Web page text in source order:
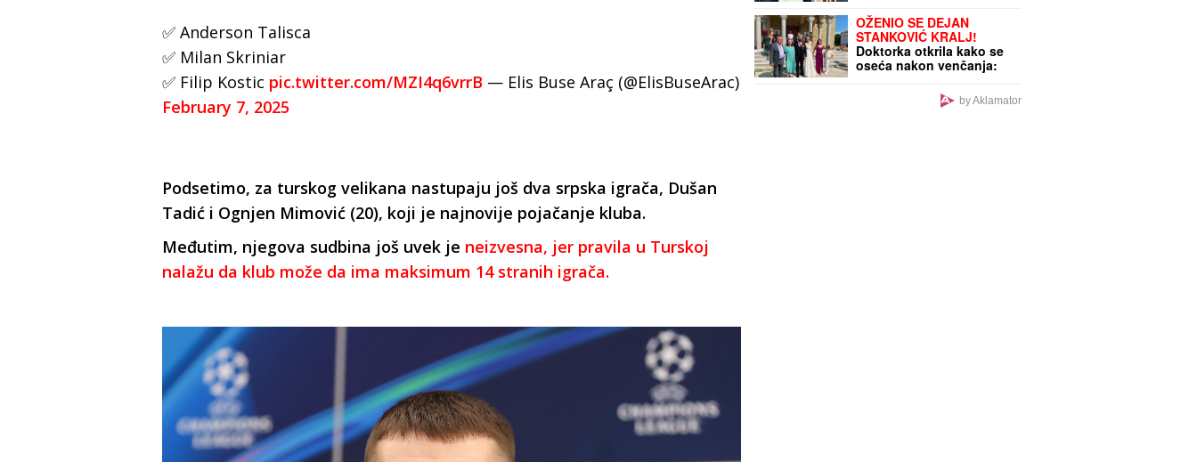
✅ Anderson Talisca
✅ Milan Skriniar
✅ Filip Kostic pic.twitter.com/MZI4q6vrrB — Elis Buse Araç (@ElisBuseArac)
February 7, 2025
Podsetimo, za turskog velikana nastupaju još dva srpska igrača, Dušan
Tadić i Ognjen Mimović (20), koji je najnovije pojačanje kluba.
Međutim, njegova sudbina još uvek je neizvesna, jer pravila u Turskoj
nalažu da klub može da ima maksimum 14 stranih igrača.
već žive zajedno, odao ih
jedan detalj
OŽENIO SE DEJAN
STANKOVIĆ KRALJ!
Doktorka otkrila kako se
oseća nakon venčanja:
njegovi roditelji i sestra
by Aklamator